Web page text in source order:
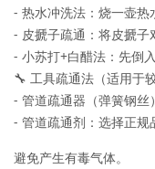
- 热水冲洗法：烧一壶
- 皮搋子疏通：将皮搋
- 小苏打+白醋法：先倒
🔧 工具疏通法（适用于
- 管道疏通器（弹簧钢
- 管道疏通剂：选择正
避免产生有毒气体。